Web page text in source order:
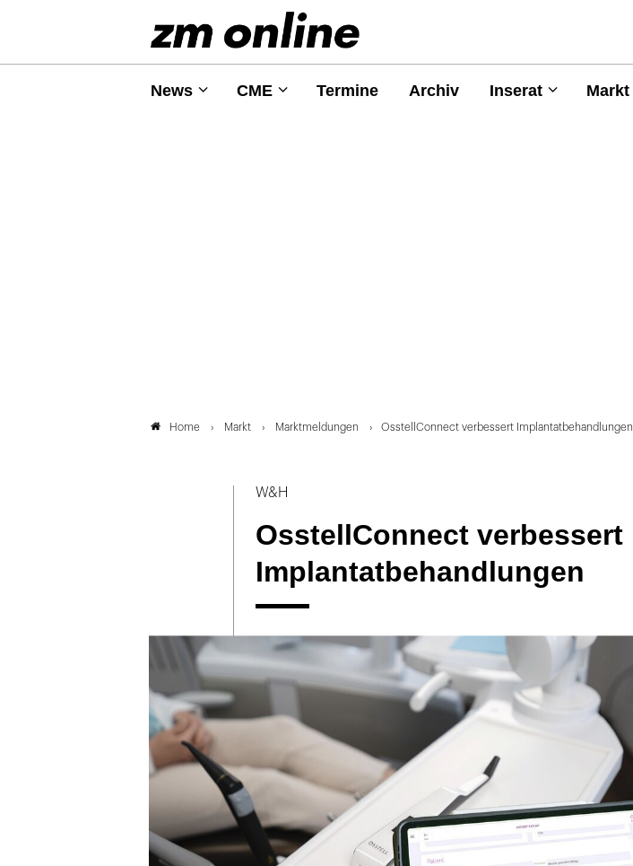
News CME Termine Archiv Inserat Markt
Home Markt Marktmeldungen OsstellConnect verbessert Implantatbehandlungen
W&H
OsstellConnect verbessert
Implantatbehandlungen